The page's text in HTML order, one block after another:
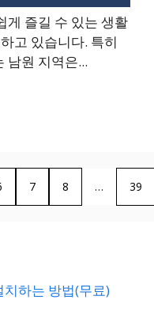
게 즐길 수 있는 생활
고 있습니다. 특히
남원 지역은...
7 8 … 39
하는 방법(무료)